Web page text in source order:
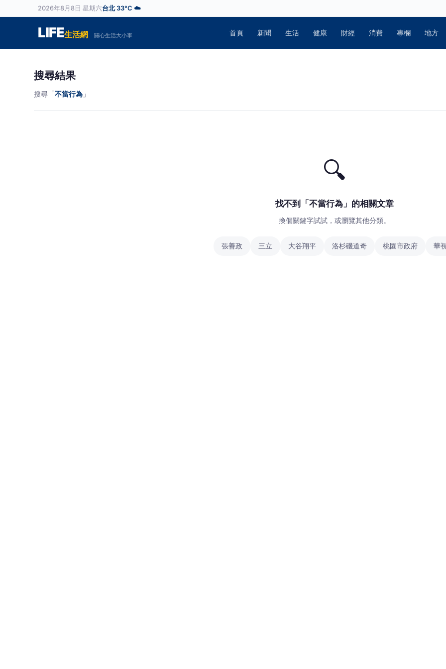
2026年8月8日 星期六台北 33°C ☁️
LIFE生活網 關心生活大小事 首頁 新聞 生活 健康 財經 消費 專欄 地方
搜尋結果
搜尋「不當行為 」
🔍
找不到「不當行為」的相關文章
換個關鍵字試試，或瀏覽其他分類。
張善政 三立 大谷翔平 洛杉磯道奇 桃園市政府 華